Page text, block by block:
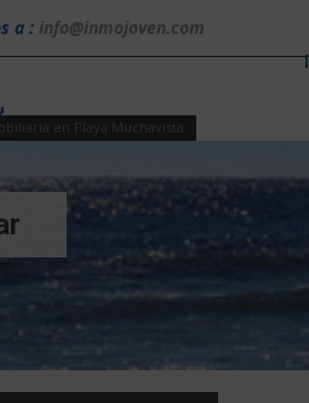
a : info@inmojoven.com
en Playa Muchavista